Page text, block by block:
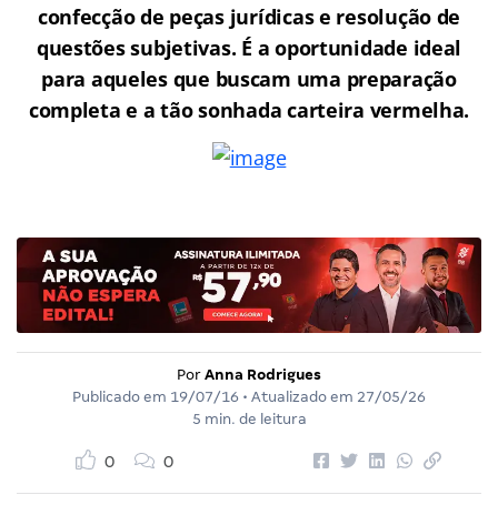
confecção de peças jurídicas e resolução de
questões subjetivas. É a oportunidade ideal
para aqueles que buscam uma preparação
completa e a tão sonhada carteira vermelha.
Por Anna Rodrigues
Publicado em 19/07/16 • Atualizado em 27/05/26
5 min. de leitura
0 0